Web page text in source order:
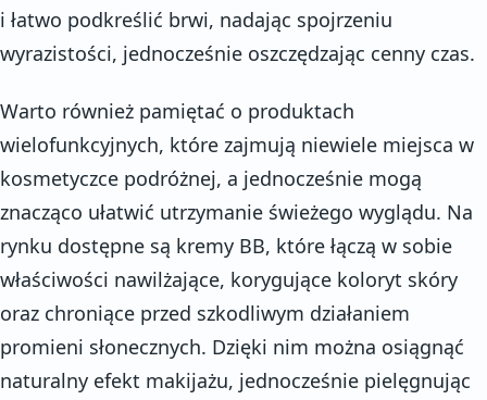
i łatwo podkreślić brwi, nadając spojrzeniu
wyrazistości, jednocześnie oszczędzając cenny czas.
Warto również pamiętać o produktach
wielofunkcyjnych, które zajmują niewiele miejsca w
kosmetyczce podróżnej, a jednocześnie mogą
znacząco ułatwić utrzymanie świeżego wyglądu. Na
rynku dostępne są kremy BB, które łączą w sobie
właściwości nawilżające, korygujące koloryt skóry
oraz chroniące przed szkodliwym działaniem
promieni słonecznych. Dzięki nim można osiągnąć
naturalny efekt makijażu, jednocześnie pielęgnując